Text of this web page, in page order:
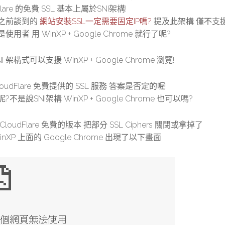
的免費 SSL 基本上屬於SNI架構!
前談到的 網站安裝SSL一定需要固定IP嗎? 提及此架構 僅不支
使用者 用 WinXP + Google Chrome 就行了呢?
架構式可以支援 WinXP + Google Chrome 瀏覽!
免費提供的 SSL 服務 答案是否定的喔!
?不是說SNI架構 WinXP + Google Chrome 也可以嗎?
免費的版本 把部分 SSL Ciphers 關閉或拿掉了
上面的 Google Chrome 出現了以下畫面